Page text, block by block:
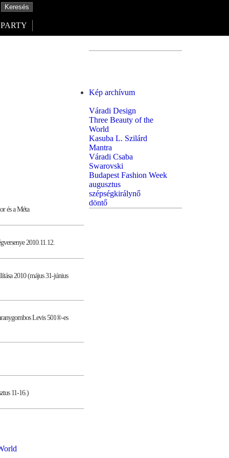
PARTY
és a Méta
2010.11.12.
2010 (május 31-június
Levis 501®-es
11-16.)
Kép archívum
Váradi Design
Three Beauty of the
World
Kasuba L. Szilárd
Mantra
Váradi Csaba
Swarovski
Budapest Fashion Week
augusztus
szépségkirálynő
döntő